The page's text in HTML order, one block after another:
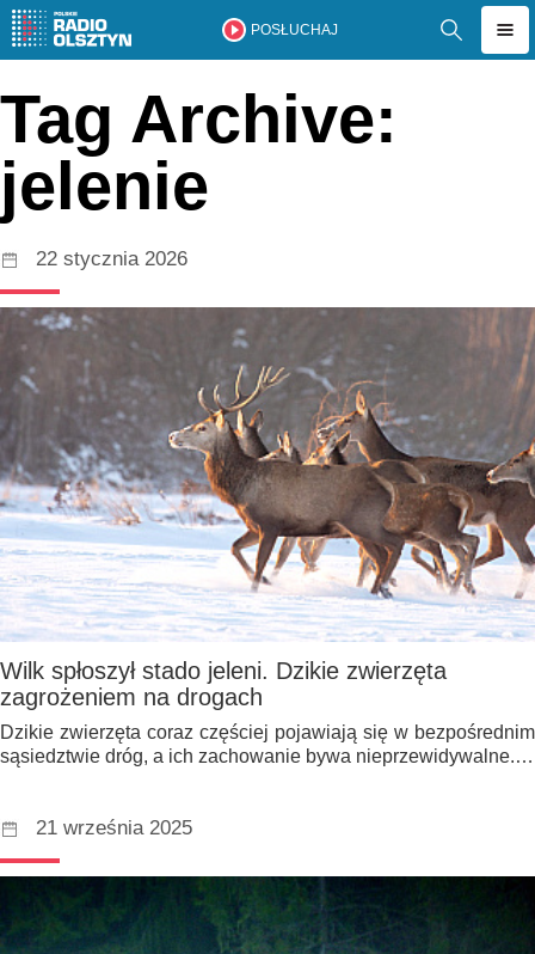
POSŁUCHAJ
Tag Archive:
jelenie
22 stycznia 2026
Wilk spłoszył stado jeleni. Dzikie zwierzęta
zagrożeniem na drogach
Dzikie zwierzęta coraz częściej pojawiają się w bezpośrednim
sąsiedztwie dróg, a ich zachowanie bywa nieprzewidywalne.…
21 września 2025